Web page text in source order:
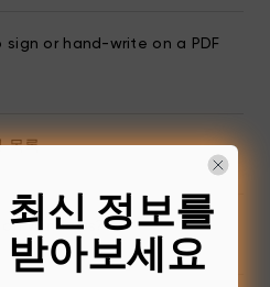
or hand-write on a PDF
목록
Windows?
신 정보를
아보세요